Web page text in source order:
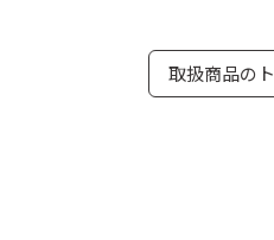
取扱商品の